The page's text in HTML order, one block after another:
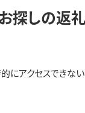
お探しの返
にアクセスできな